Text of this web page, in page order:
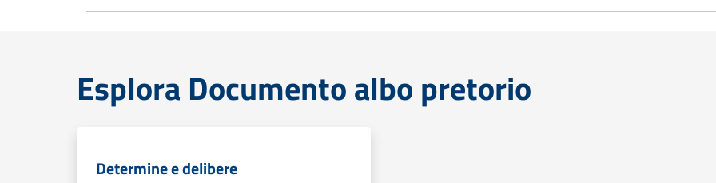
Esplora Documento albo pretorio
Determine e delibere